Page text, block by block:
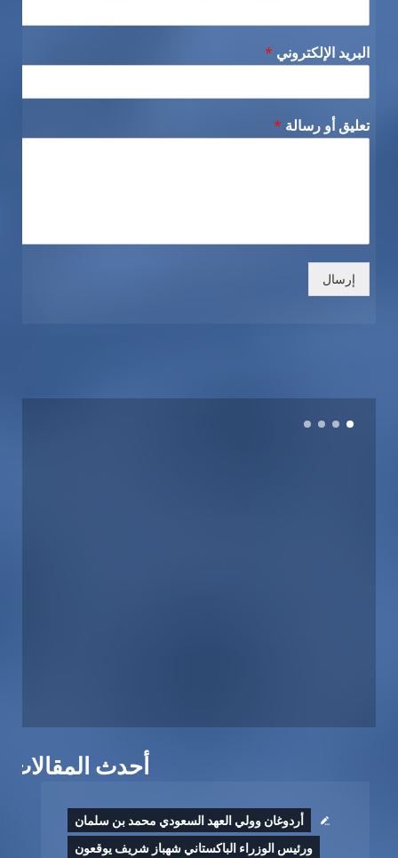
البريد الإلكتروني *
تعليق أو رسالة *
إرسال
أحدث المقالات
أردوغان وولي العهد السعودي محمد بن سلمان
ورئيس الوزراء الباكستاني شهباز شريف يوقعون